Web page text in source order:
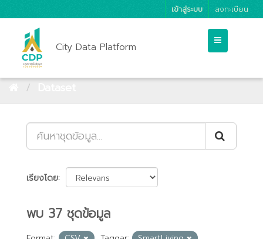
เข้าสู่ระบบ ลงทะเบียน
City Data Platform
เรียงโดย
พบ 37 ชุดข้อมูล